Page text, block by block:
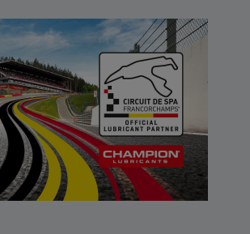
de 2025, e a Champion
a sua gama OEM SPECIFIC para
estas novas normas significam,
comparação com a API SP/ILSAC
de motor da Champion podem